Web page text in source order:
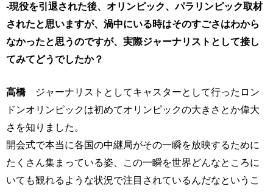
-現役を引退された後、オリンピック、パラリンピック取材
されたと思いますが、渦中にいる時はそのすごさはわから
なかったと思うのですが、実際ジャーナリストとして接し
てみてどうでしたか？
高橋ジャーナリストとしてキャスターとして行ったロン
ドンオリンピックは初めてオリンピックの大きさとか偉大
さを知りました。
開会式で本当に各国の中継局がその一瞬を放映するために
たくさん集まっている姿、この一瞬を世界どんなところに
いても観れるような状況で注目されているんだなというこ